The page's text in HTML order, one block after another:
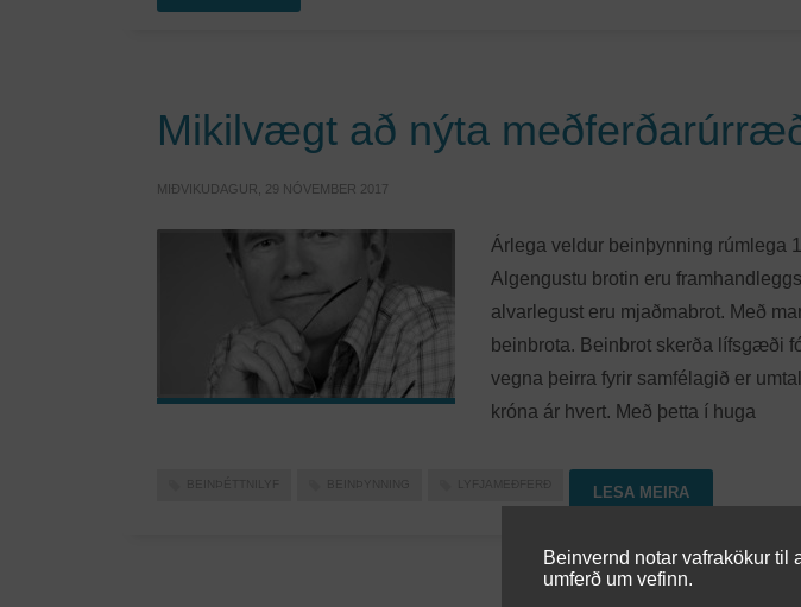
Mikilvægt að nýta
MIÐVIKUDAGUR, 29 NÓVEMBER 2017
Árlega veldur beinþynning rúmlega
Algengustu brotin eru
alvarlegust eru mjaðmabrot. Með
beinbrota. Beinbrot skerða lífsgæði
vegna þeirra fyrir samfélagið er
króna ár hvert. Með þetta í huga
LESA MEIRA
Beinvernd notar vafrakökur
umferð um vefinn.